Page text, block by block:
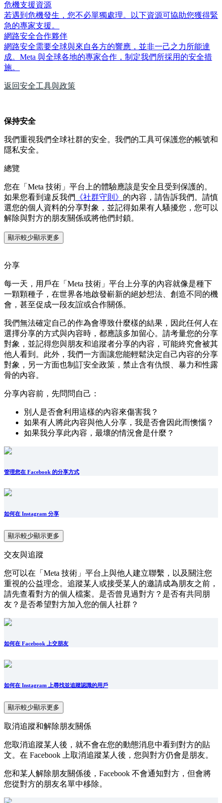
危機支援資源
若遇到危機發生，您不必單獨處理。以下資源可協助您獲得緊
急的專家支援。
網路安全合作夥伴
網路安全需要全球與來自各方的響應，並非一己之力所能達
成。Meta 與全球各地的專家合作，制定我們所採用的安全措
施。
返回安全工具與政策
保持安全
我們重視我們全球社群的安全。我們的工具可保護您的帳號和
隱私安全。
總覽
您在「Meta 技術」平台上的體驗應該是安全且受到保護的。
如果您看到違反我們
《社群守則》 的內容，請告訴我們。請慎
選您的個人資料的分享對象，並記得如果有人騷擾您，您可以
解除與對方的朋友關係或將他們封鎖。
顯示較少顯示更多
分享
每一天，用戶在「Meta 技術」平台上分享的內容就像是種下
一顆顆種子，在世界各地啟發嶄新的絕妙想法、創造不同的機
會，甚至促成一段友誼或合作關係。
我們無法確定自己的作為會導致什麼樣的結果，因此任何人在
選擇分享的方式與內容時，都應該多加留心。請考量您的分享
對象，並記得您與朋友和追蹤者分享的內容，可能終究會被其
他人看到。此外，我們一方面讓您能輕鬆決定自己內容的分享
對象，另一方面也制訂安全政策，禁止含有仇恨、暴力和性露
骨的內容。
分享內容前，先問問自己：
別人是否會利用這樣的內容來傷害我？
如果有人將此內容與他人分享，我是否會因此而懊惱？
如果我分享此內容，最壞的情況會是什麼？
管理您在 Facebook 的分享方式
如何在 Instagram 分享
顯示較少顯示更多
交友與追蹤
您可以在「Meta 技術」平台上與他人建立聯繫，以及關注您
重視的公益理念。追蹤某人或接受某人的邀請成為朋友之前，
請先查看對方的個人檔案。是否曾見過對方？是否有共同朋
友？是否希望對方加入您的個人社群？
如何在 Facebook 上交朋友
如何在 Instagram 上尋找並追蹤認識的用戶
顯示較少顯示更多
取消追蹤和解除朋友關係
您取消追蹤某人後，就不會在您的動態消息中看到對方的貼
文。在 Facebook 上取消追蹤某人後，您與對方仍會是朋友。
您和某人解除朋友關係後，Facebook 不會通知對方，但會將
您從對方的朋友名單中移除。